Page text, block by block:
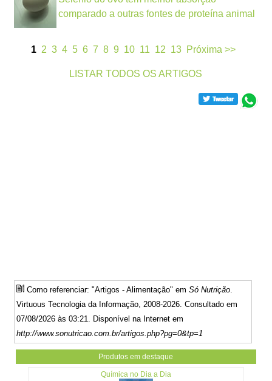
comparado a outras fontes de proteína animal
1 2 3 4 5 6 7 8 9 10 11 12 13 Próxima >>
LISTAR TODOS OS ARTIGOS
Como referenciar: "Artigos - Alimentação" emSó Nutrição.
Virtuous Tecnologia da Informação, 2008-2026. Consultado em
07/08/2026 às 03:21. Disponível na Internet em
http://www.sonutricao.com.br/artigos.php?pg=0&tp=1
Produtos em destaque
Química no Dia a Dia